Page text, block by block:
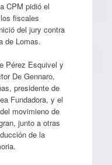
CPM pidió el
fiscales
del jury contra
de Lomas.
Pérez Esquivel y
De Gennaro,
presidente de
Fundadora, y el
movimieno de
junto a otras
de la